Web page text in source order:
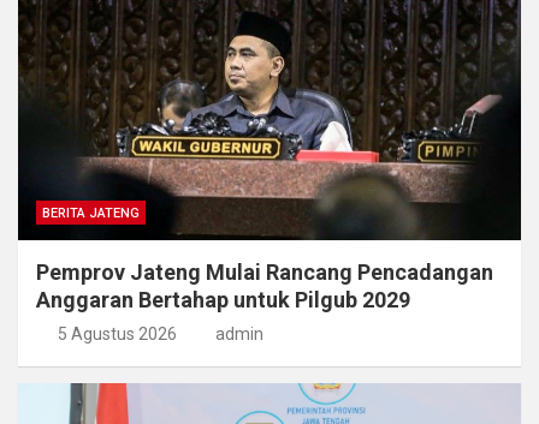
BERITA JATENG
Pemprov Jateng Mulai Rancang Pencadangan
Anggaran Bertahap untuk Pilgub 2029
5 Agustus 2026 admin